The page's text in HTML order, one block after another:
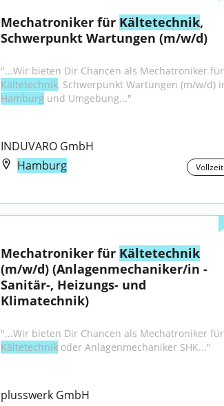
Mechatroniker für Kältetechnik,
Schwerpunkt Wartungen (m/w/d)
Kältetechnik
Hamburg und Umgebung..."
INDUVARO GmbH
Hamburg
Vollzeit
Mechatroniker für Kältetechnik
(m/w/d) (Anlagenmechaniker/in -
Sanitär-, Heizungs- und
Klimatechnik)
Kältetechnik oder Anlagenmechaniker SHK..."
plusswerk GmbH